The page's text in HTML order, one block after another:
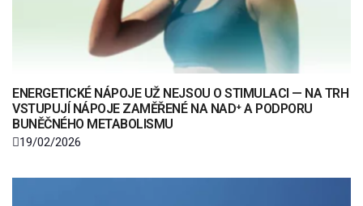
ENERGETICKÉ NÁPOJE UŽ NEJSOU O STIMULACI — NA TRH
VSTUPUJÍ NÁPOJE ZAMĚŘENÉ NA NAD⁺ A PODPORU
BUNĚČNÉHO METABOLISMU
19/02/2026